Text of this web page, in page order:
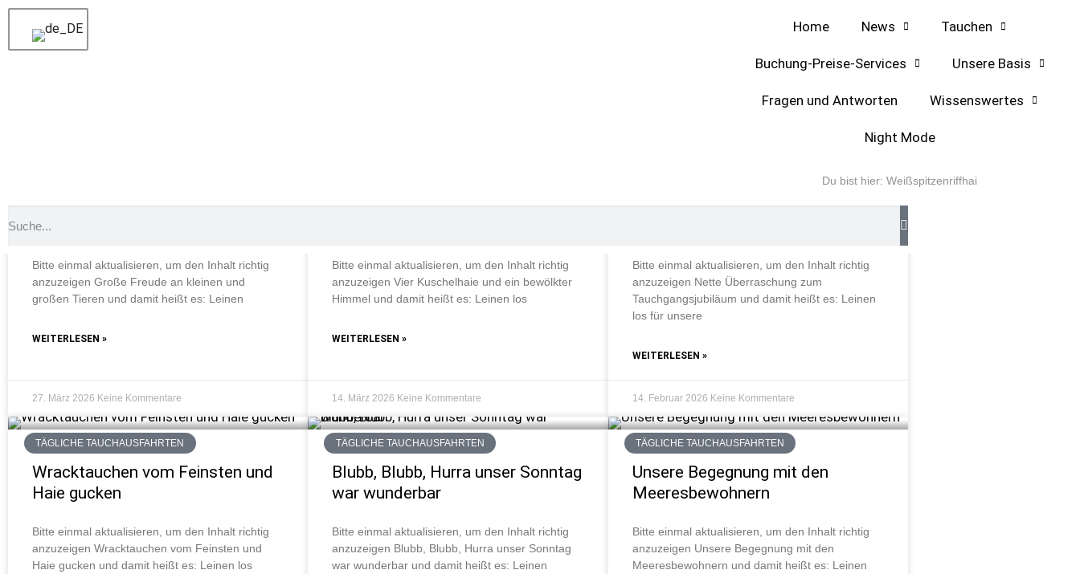
Home News Tauchen
Buchung-Preise-Services Unsere Basis
Fragen und Antworten Wissenswertes
Night Mode
Du bist hier:Weißspitzenriffhai
Schlagwort: Weißspitzenriffhai
Große Freude an kleinen und
großen Tieren
Bitte einmal aktualisieren, um den Inhalt richtig
anzuzeigen Große Freude an kleinen und
großen Tieren und damit heißt es: Leinen
WEITERLESEN »
27. März 2026 Keine Kommentare
Vier Kuschelhaie und ein
Bitte einmal aktualisieren, um den Inhalt richtig
anzuzeigen Vier Kuschelhaie und ein bewölkter
Himmel und damit heißt es: Leinen los
WEITERLESEN »
14. März 2026 Keine Kommentare
Nette Überraschung zum
Bitte einmal aktualisieren, um den Inhalt richtig
anzuzeigen Nette Überraschung zum
Tauchgangsjubiläum und damit heißt es: Leinen
los für unsere
WEITERLESEN »
14. Februar 2026 Keine Kommentare
TÄGLICHE TAUCHAUSFAHRTEN
Wracktauchen vom Feinsten und
Haie gucken
Bitte einmal aktualisieren, um den Inhalt richtig
anzuzeigen Wracktauchen vom Feinsten und
Haie gucken und damit heißt es: Leinen los
TÄGLICHE TAUCHAUSFAHRTEN
Blubb, Blubb, Hurra unser Sonntag
war wunderbar
Bitte einmal aktualisieren, um den Inhalt richtig
anzuzeigen Blubb, Blubb, Hurra unser Sonntag
war wunderbar und damit heißt es: Leinen
TÄGLICHE TAUCHAUSFAHRTEN
Unsere Begegnung mit den
Meeresbewohnern
Bitte einmal aktualisieren, um den Inhalt richtig
anzuzeigen Unsere Begegnung mit den
Meeresbewohnern und damit heißt es: Leinen